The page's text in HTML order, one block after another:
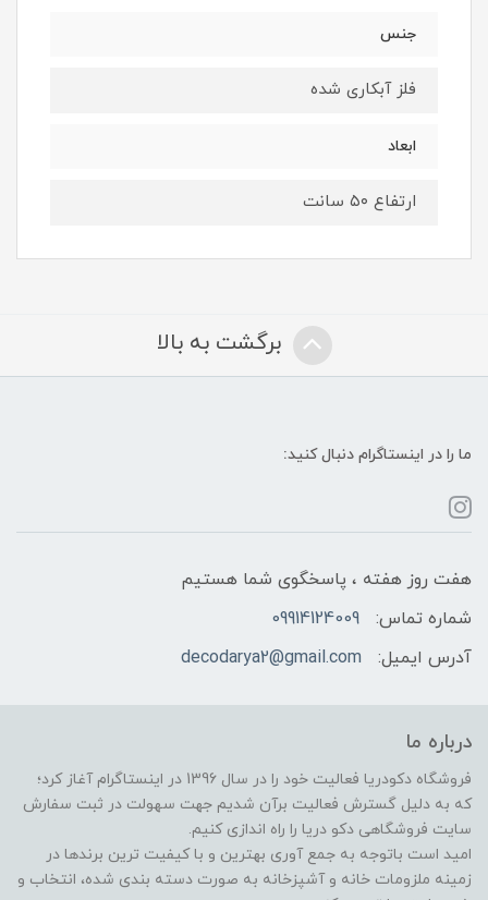
جنس
فلز آبکاری شده
ابعاد
ارتفاع ۵۰ سانت
برگشت به بالا
ما را در اینستاگرام دنبال کنید:
هفت روز هفته ، پاسخگوی شما هستیم
شماره تماس:
09914124009
آدرس ایمیل:
decodarya2@gmail.com
درباره ما
فروشگاه دکودریا فعالیت خود را در سال 1396 در اینستاگرام آغاز کرد؛
که به دلیل گسترش فعالیت برآن شدیم جهت سهولت در ثبت سفارش
سایت فروشگاهی دکو دریا را راه اندازی کنیم.
امید است باتوجه به جمع آوری بهترین و با کیفیت ترین برندها در
زمینه ملزومات خانه و آشپزخانه به صورت دسته بندی شده، انتخاب و